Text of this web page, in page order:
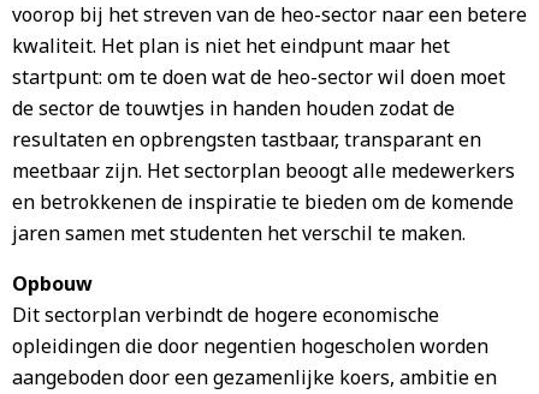
voorop bij het streven van de heo-sector naar een betere
kwaliteit. Het plan is niet het eindpunt maar het
startpunt: om te doen wat de heo-sector wil doen moet
de sector de touwtjes in handen houden zodat de
resultaten en opbrengsten tastbaar, transparant en
meetbaar zijn. Het sectorplan beoogt alle medewerkers
en betrokkenen de inspiratie te bieden om de komende
jaren samen met studenten het verschil te maken.
Opbouw
Dit sectorplan verbindt de hogere economische
opleidingen die door negentien hogescholen worden
aangeboden door een gezamenlijke koers, ambitie en